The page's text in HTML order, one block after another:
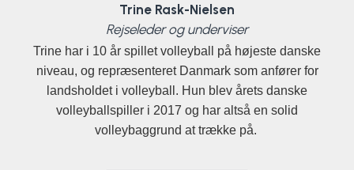
Trine Rask-Nielsen
Rejseleder og underviser
Trine har i 10 år spillet volleyball på højeste danske
niveau, og repræsenteret Danmark som anfører for
landsholdet i volleyball. Hun blev årets danske
volleyballspiller i 2017 og har altså en solid
volleybaggrund at trække på.